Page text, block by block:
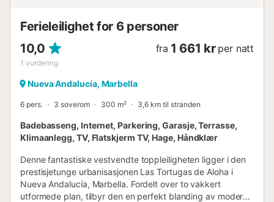
Ferieleilighet for 6 personer
10,0
1 vurdering
fra 1 661 kr per natt
Nueva Andalucía, Marbella
6 pers. 3 soverom 300 m² 3,6 km til stranden
Badebasseng, Internet, Parkering, Garasje, Terrasse,
Klimaanlegg, TV, Flatskjerm TV, Hage, Håndklær
Denne fantastiske vestvendte toppleiligheten ligger i den
prestisjetunge urbanisasjonen Las Tortugas de Aloha i
Nueva Andalucía, Marbella. Fordelt over to vakkert
utformede plan, tilbyr den en perfekt blanding av moderne